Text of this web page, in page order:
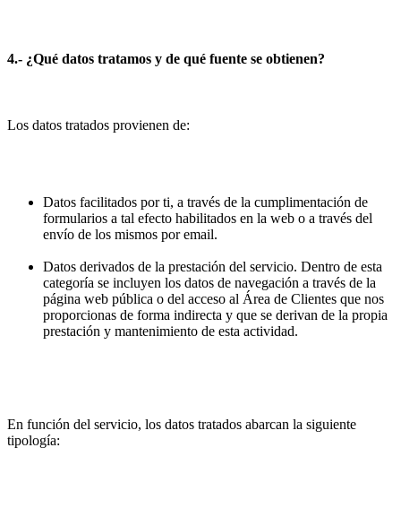
4.- ¿Qué datos tratamos y de qué fuente se obtienen?
Los datos tratados provienen de:
Datos facilitados por ti, a través de la cumplimentación de
formularios a tal efecto habilitados en la web o a través del
envío de los mismos por email.
Datos derivados de la prestación del servicio. Dentro de esta
categoría se incluyen los datos de navegación a través de la
página web pública o del acceso al Área de Clientes que nos
proporcionas de forma indirecta y que se derivan de la propia
prestación y mantenimiento de esta actividad.
En función del servicio, los datos tratados abarcan la siguiente
tipología: